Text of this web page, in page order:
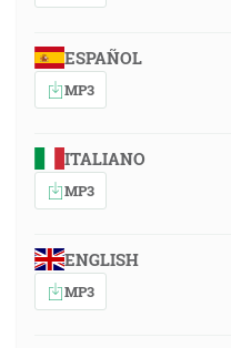
ESPAÑOL
MP3
ITALIANO
MP3
ENGLISH
MP3